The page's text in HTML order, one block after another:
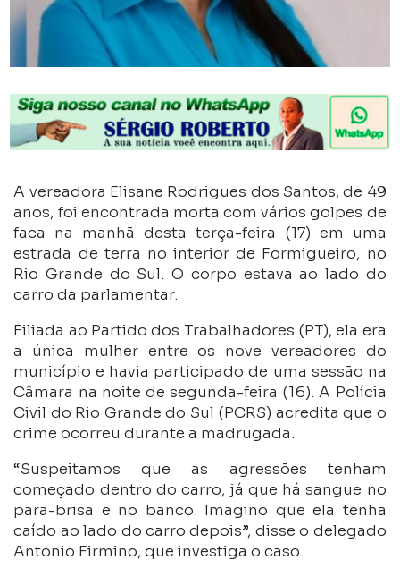
A vereadora Elisane Rodrigues dos Santos, de 49
anos, foi encontrada morta com vários golpes de
faca na manhã desta terça-feira (17) em uma
estrada de terra no interior de Formigueiro, no
Rio Grande do Sul. O corpo estava ao lado do
carro da parlamentar.
Filiada ao Partido dos Trabalhadores (PT), ela era
a única mulher entre os nove vereadores do
município e havia participado de uma sessão na
Câmara na noite de segunda-feira (16). A Polícia
Civil do Rio Grande do Sul (PCRS) acredita que o
crime ocorreu durante a madrugada.
“Suspeitamos que as agressões tenham
começado dentro do carro, já que há sangue no
para-brisa e no banco. Imagino que ela tenha
caído ao lado do carro depois”, disse o delegado
Antonio Firmino, que investiga o caso.